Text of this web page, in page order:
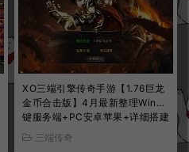
XO三端引擎传奇手游【1.76巨龙
金币合击版】4月最新整理Win一
键服务端+PC安卓苹果+详细搭建
教程+视频教程
三端传奇